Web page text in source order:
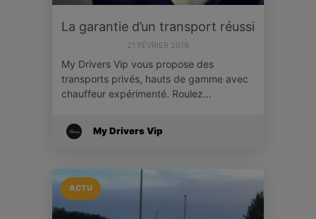
La garantie d’un transport réussi
21 FÉVRIER 2018
My Drivers Vip vous propose des
transports privés, hauts de gamme avec
chauffeur expérimenté. Roulez…
My Drivers Vip
ACTU